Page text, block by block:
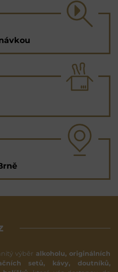
výběr alkoholu, originálních
setů, kávy, doutníků,